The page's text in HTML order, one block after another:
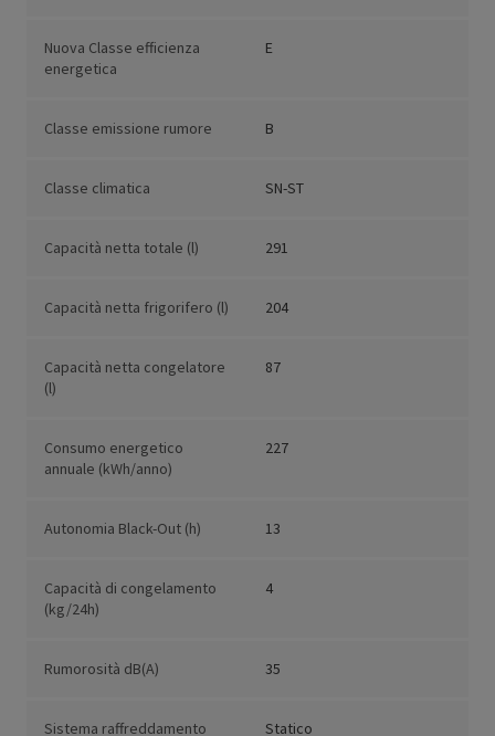
Nuova Classe efficienza
energetica
E
Classe emissione rumore B
Classe climatica SN-ST
Capacità netta totale (l) 291
Capacità netta frigorifero (l) 204
Capacità netta congelatore
(l)
87
Consumo energetico
annuale (kWh/anno)
227
Autonomia Black-Out (h) 13
Capacità di congelamento
(kg/24h)
4
Rumorosità dB(A) 35
Sistema raffreddamento Statico